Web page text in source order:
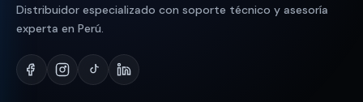
Distribuidor especializado con soporte técnico y asesoría
experta en Perú.